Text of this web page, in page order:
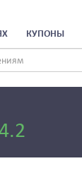
КУПОНЫ